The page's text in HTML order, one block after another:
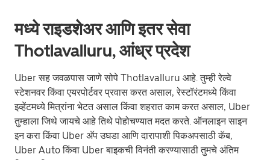
मध्ये राइडशेअर आणि इतर सेवा
Thotlavalluru, आंध्र प्रदेश
Uber सह जवळपास जाणे सोपे Thotlavalluru आहे. तुम्ही रेल्वे
स्टेशनवर किंवा एयरपोर्टवर प्रवास करत असाल, रेस्टॉरंटमध्ये किंवा
इव्हेंटमध्ये मित्रांना भेटत असाल किंवा शहरात काम करत असाल, Uber
तुम्हाला जिथे जायचे आहे तिथे पोहोचण्यात मदत करते. ऑनलाइन साइन
इन करा किंवा Uber अ‍ॅप उघडा आणि दारापाशी पिकअपसाठी कॅब,
Uber Auto किंवा Uber बाइकची विनंती करण्यासाठी तुमचे अंतिम